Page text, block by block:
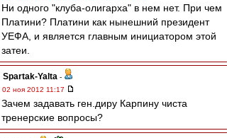
Ни одного "клуба-олигарха" в нем нет. При чем
Платини? Платини как нынешний президент
УЕФА, и является главным инициатором этой
затеи.
Spartak-Yalta -
02 ноя 2012 11:17
Зачем задавать ген.диру Карпину чиста
тренерские вопросы?